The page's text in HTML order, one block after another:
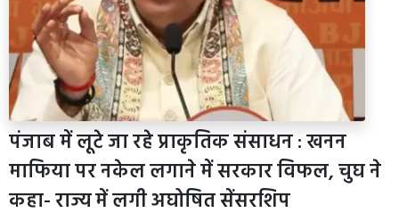
पंजाब में लूटे जा रहे प्राकृतिक संसाधन : खनन
माफिया पर नकेल लगाने में सरकार विफल, चुघ ने
कहा- राज्य में लगी अघोषित सेंसरशिप